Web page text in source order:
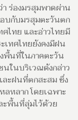
ร่องมรสุมพาดผ่าน
บกับมรสุมตะวันตก
ไทย และอ่าวไทยมี
เทศไทยยังคงมีฝน
พื้นที่ในภาคตะวัน
ในบริเวณดังกล่าว
ะฝนที่ตกสะสม ซึ่ง
หลาก โดยเฉพาะ
ะพื้นที่ลุ่มไว้ด้วย